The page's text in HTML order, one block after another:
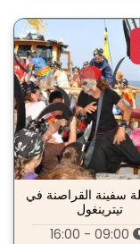
سفينة القراصنة في
تيترينغول